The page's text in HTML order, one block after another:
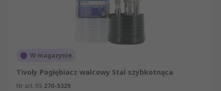
W magazynie
Tivoly Pogłębiacz walcowy Stal szybkotnąca
Nr art. RS 270-5329